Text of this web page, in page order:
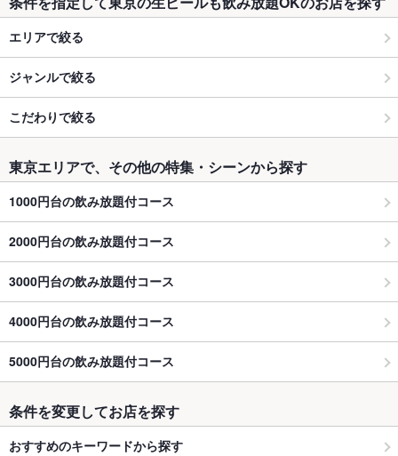
エリアで絞る
ジャンルで絞る
こだわりで絞る
東京エリアで、その他の特集・シーンから探す
1000円台の飲み放題付コース
2000円台の飲み放題付コース
3000円台の飲み放題付コース
4000円台の飲み放題付コース
5000円台の飲み放題付コース
条件を変更してお店を探す
おすすめのキーワードから探す